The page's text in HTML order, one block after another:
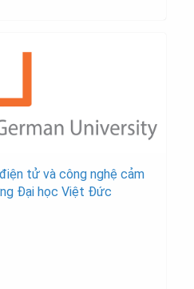
tử và công nghệ cảm
Đại học Việt Đức